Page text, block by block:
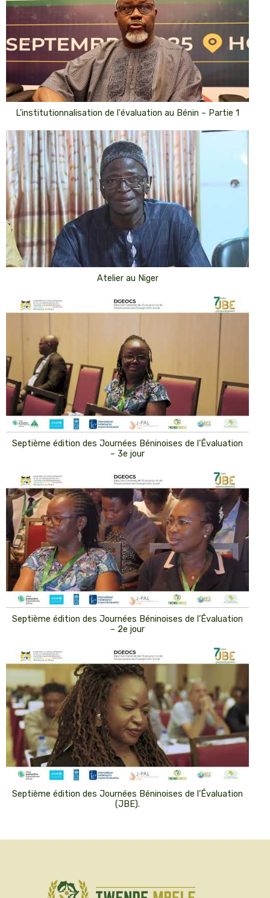
L'institutionnalisation de l'évaluation au Bénin – Partie 1
Atelier au Niger
Septième édition des Journées Béninoises de l’Évaluation
– 3e jour
Septième édition des Journées Béninoises de l’Évaluation
– 2e jour
Septième édition des Journées Béninoises de l’Évaluation
(JBE).